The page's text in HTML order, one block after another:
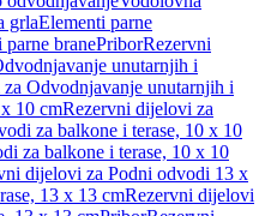
grlaElementi parne
branePriborRezervni
unutarnjih i
Odvodnjavanje unutarnjih i
10 cmRezervni dijelovi za
za balkone i terase, 10 x 10
za balkone i terase, 10 x 10
dijelovi za Podni odvodi 13 x
13 x 13 cmRezervni dijelovi